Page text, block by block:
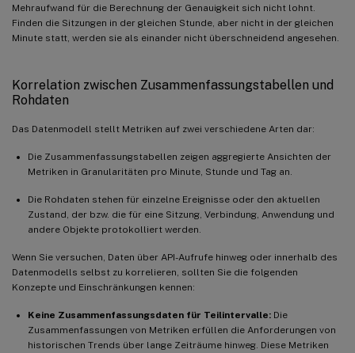
Mehraufwand für die Berechnung der Genauigkeit sich nicht lohnt.
Finden die Sitzungen in der gleichen Stunde, aber nicht in der gleichen
Minute statt, werden sie als einander nicht überschneidend angesehen.
Korrelation zwischen Zusammenfassungstabellen und
Rohdaten
Das Datenmodell stellt Metriken auf zwei verschiedene Arten dar:
Die Zusammenfassungstabellen zeigen aggregierte Ansichten der
Metriken in Granularitäten pro Minute, Stunde und Tag an.
Die Rohdaten stehen für einzelne Ereignisse oder den aktuellen
Zustand, der bzw. die für eine Sitzung, Verbindung, Anwendung und
andere Objekte protokolliert werden.
Wenn Sie versuchen, Daten über API-Aufrufe hinweg oder innerhalb des
Datenmodells selbst zu korrelieren, sollten Sie die folgenden
Konzepte und Einschränkungen kennen:
Keine Zusammenfassungsdaten für Teilintervalle: Die
Zusammenfassungen von Metriken erfüllen die Anforderungen von
historischen Trends über lange Zeiträume hinweg. Diese Metriken